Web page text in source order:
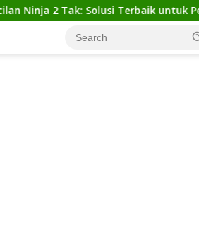
Tak: Solusi Terbaik untuk Pemula yang